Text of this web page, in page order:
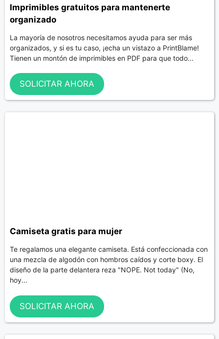
Imprimibles gratuitos para mantenerte
organizado
La mayoría de nosotros necesitamos ayuda para ser más
organizados, y si es tu caso, ¡echa un vistazo a PrintBlame!
Tienen un montón de imprimibles en PDF para que todo...
SOLICITAR AHORA
Camiseta gratis para mujer
Te regalamos una elegante camiseta. Está confeccionada con
una mezcla de algodón con hombros caídos y corte boxy. El
diseño de la parte delantera reza "NOPE. Not today" (No,
hoy...
SOLICITAR AHORA